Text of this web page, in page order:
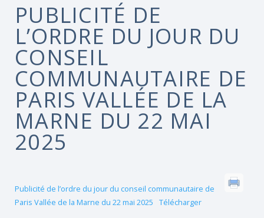
PUBLICITÉ DE
L’ORDRE DU JOUR DU
CONSEIL
COMMUNAUTAIRE DE
PARIS VALLÉE DE LA
MARNE DU 22 MAI
2025
Publicité de l’ordre du jour du conseil communautaire de
Paris Vallée de la Marne du 22 mai 2025
Télécharger